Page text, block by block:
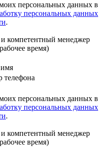
персональных данных в
персональных данных
.
компетентный менеджер
время)
телефона
персональных данных в
персональных данных
.
компетентный менеджер
время)